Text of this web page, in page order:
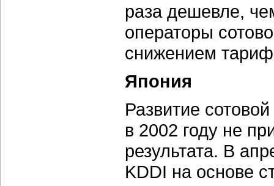
раза дешевле,
операторы
снижением
Япония
Развитие
в 2002 году не
результата. В
KDDI на основе